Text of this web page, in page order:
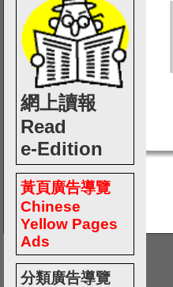
網上讀報
Read
e-Edition
黃頁廣告導覽
Chinese
Yellow Pages
Ads
分類廣告導覽